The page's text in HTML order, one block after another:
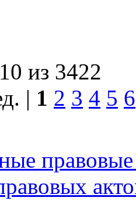
из 3422
| 1 2 3 4 5 6